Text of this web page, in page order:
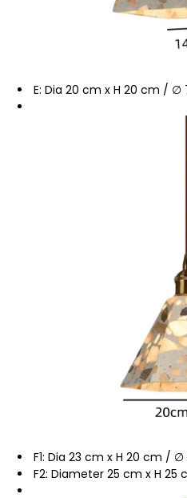
E: Dia 20 cm x H 20 cm / ∅
F1: Dia 23 cm x H 20 cm / ∅
F2: Diameter 25 cm x H